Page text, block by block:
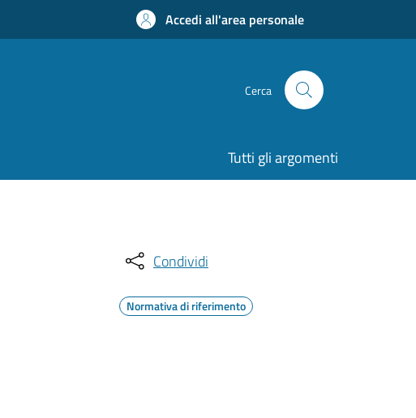
Accedi all'area personale
Cerca
Tutti gli argomenti
Condividi
Normativa di riferimento